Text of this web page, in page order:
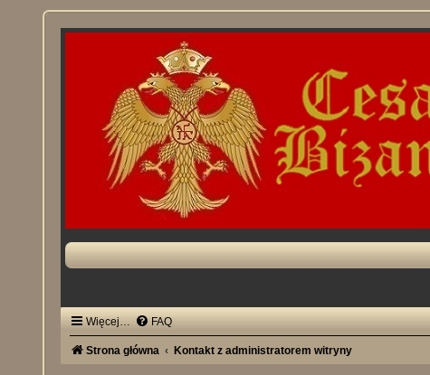
Więcej… FAQ
Strona główna Kontakt z administratorem witryny